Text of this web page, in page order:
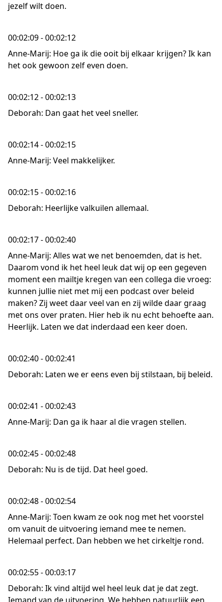
jezelf wilt doen.
00:02:09 - 00:02:12
Anne-Marij: Hoe ga ik die ooit bij elkaar krijgen? Ik kan
het ook gewoon zelf even doen.
00:02:12 - 00:02:13
Deborah: Dan gaat het veel sneller.
00:02:14 - 00:02:15
Anne-Marij: Veel makkelijker.
00:02:15 - 00:02:16
Deborah: Heerlijke valkuilen allemaal.
00:02:17 - 00:02:40
Anne-Marij: Alles wat we net benoemden, dat is het.
Daarom vond ik het heel leuk dat wij op een gegeven
moment een mailtje kregen van een collega die vroeg:
kunnen jullie niet met mij een podcast over beleid
maken? Zij weet daar veel van en zij wilde daar graag
met ons over praten. Hier heb ik nu echt behoefte aan.
Heerlijk. Laten we dat inderdaad een keer doen.
00:02:40 - 00:02:41
Deborah: Laten we er eens even bij stilstaan, bij beleid.
00:02:41 - 00:02:43
Anne-Marij: Dan ga ik haar al die vragen stellen.
00:02:45 - 00:02:48
Deborah: Nu is de tijd. Dat heel goed.
00:02:48 - 00:02:54
Anne-Marij: Toen kwam ze ook nog met het voorstel
om vanuit de uitvoering iemand mee te nemen.
Helemaal perfect. Dan hebben we het cirkeltje rond.
00:02:55 - 00:03:17
Deborah: Ik vind altijd wel heel leuk dat je dat zegt.